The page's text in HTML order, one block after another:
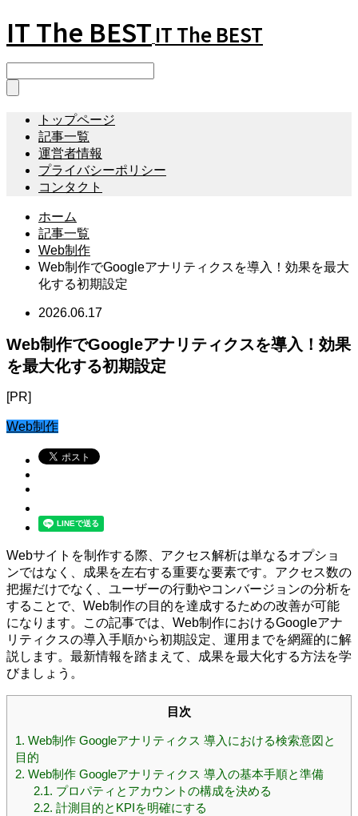
IT The BEST IT The BEST
トップページ
記事一覧
運営者情報
プライバシーポリシー
コンタクト
ホーム
記事一覧
Web制作
Web制作でGoogleアナリティクスを導入！効果を最大
化する初期設定
2026.06.17
Web制作でGoogleアナリティクスを導入！効果
を最大化する初期設定
[PR]
Web制作
Webサイトを制作する際、アクセス解析は単なるオプショ
ンではなく、成果を左右する重要な要素です。アクセス数の
把握だけでなく、ユーザーの行動やコンバージョンの分析を
することで、Web制作の目的を達成するための改善が可能
になります。この記事では、Web制作におけるGoogleアナ
リティクスの導入手順から初期設定、運用までを網羅的に解
説します。最新情報を踏まえて、成果を最大化する方法を学
びましょう。
目次
1. Web制作 Googleアナリティクス 導入における検索意図と
目的
2. Web制作 Googleアナリティクス 導入の基本手順と準備
2.1. プロパティとアカウントの構成を決める
2.2. 計測目的とKPIを明確にする